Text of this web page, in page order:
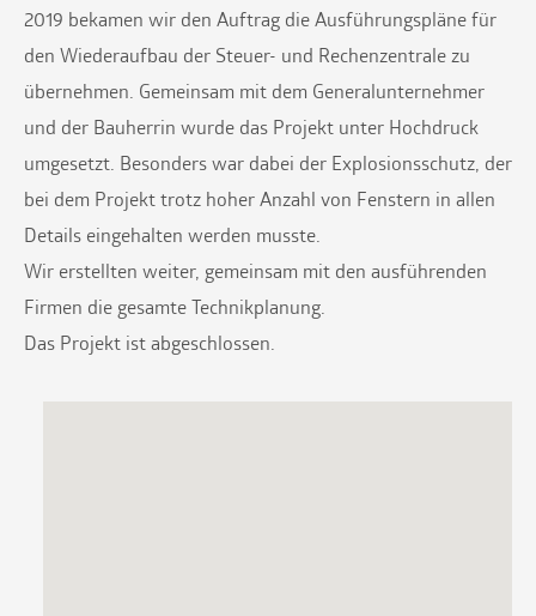
2019 bekamen wir den Auftrag die Ausführungspläne für
den Wiederaufbau der Steuer- und Rechenzentrale zu
übernehmen. Gemeinsam mit dem Generalunternehmer
und der Bauherrin wurde das Projekt unter Hochdruck
umgesetzt. Besonders war dabei der Explosionsschutz, der
bei dem Projekt trotz hoher Anzahl von Fenstern in allen
Details eingehalten werden musste.
Wir erstellten weiter, gemeinsam mit den ausführenden
Firmen die gesamte Technikplanung.
Das Projekt ist abgeschlossen.